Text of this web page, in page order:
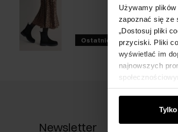
Używamy
zapoznać się ze
„Dostosuj pliki
przyciski. Pliki
wyświetlać im
najnowszych
od Ciebie lub
Ostatnie sztuki
Newsletter